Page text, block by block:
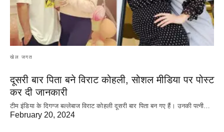
खेल जगत
दूसरी बार‌ पिता बने विराट कोहली, सोशल मीडिया पर पोस्ट
कर दी‌ जानकारी
टीम इंडिया के दिगग्ज बल्लेबाज विराट कोहली दूसरी बार पिता बन गए हैं। उनकी पत्नी…
February 20, 2024